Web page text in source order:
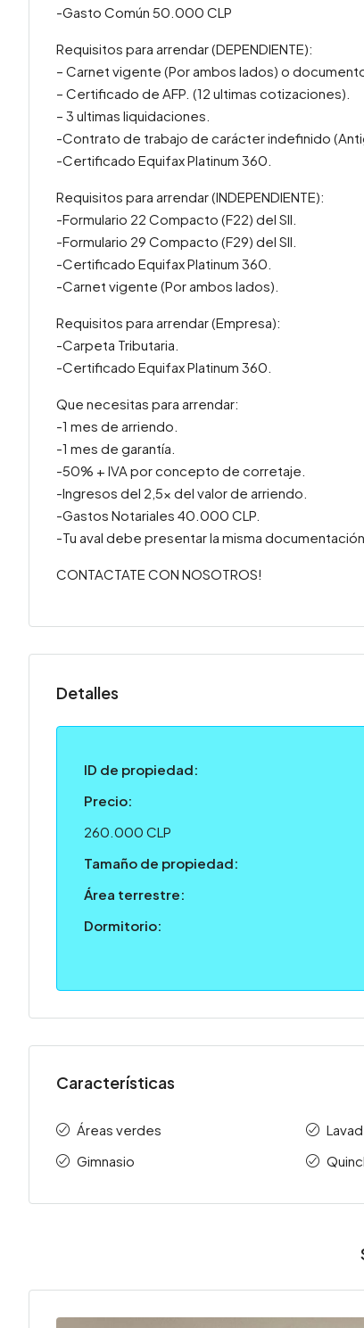
-Gasto Común 50.000 CLP
Requisitos para arrendar (DEPENDIENTE):
– Carnet vigente (Por ambos lados) o
– Certificado de AFP. (12 ultimas cotizaciones).
– 3 ultimas liquidaciones.
-Contrato de trabajo de carácter indefinido
-Certificado Equifax Platinum 360.
Requisitos para arrendar (INDEPENDIENTE):
-Formulario 22 Compacto (F22) del SII.
-Formulario 29 Compacto (F29) del SII.
-Certificado Equifax Platinum 360.
-Carnet vigente (Por ambos lados).
Requisitos para arrendar (Empresa):
-Carpeta Tributaria.
-Certificado Equifax Platinum 360.
Que necesitas para arrendar:
-1 mes de arriendo.
-1 mes de garantía.
-50% + IVA por concepto de corretaje.
-Ingresos del 2,5x del valor de arriendo.
-Gastos Notariales 40.000 CLP.
-Tu aval debe presentar la misma documentación.
CONTACTATE CON NOSOTROS!
Detalles
ID de propiedad:
Precio:
260.000 CLP
Tamaño de propiedad:
Área terrestre:
Dormitorio:
Características
Áreas verdes
Gimnasio